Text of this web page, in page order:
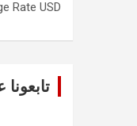
Rate USD